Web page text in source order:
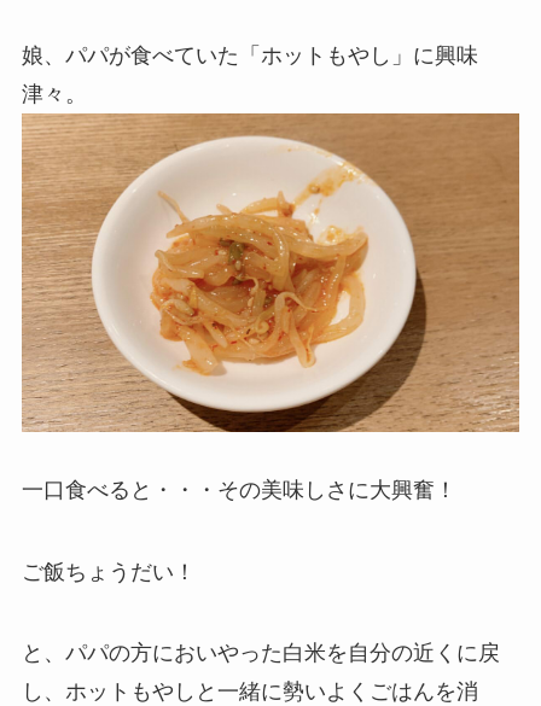
娘、パパが食べていた「ホットもやし」に興味
津々。
一口食べると・・・その美味しさに大興奮！
ご飯ちょうだい！
と、パパの方においやった白米を自分の近くに戻
し、ホットもやしと一緒に勢いよくごはんを消